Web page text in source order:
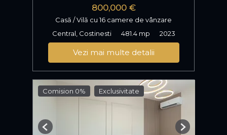
800,000 €
Casă / Vilă cu 16 camere de vânzare
Central, Costinesti
481.4 mp 2023
Vezi mai multe detalii
Comision 0% Exclusivitate
Previous Next